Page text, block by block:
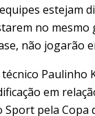
estejam
no mesmo
não jogarão
Paulinho
em
Sport pela Copa